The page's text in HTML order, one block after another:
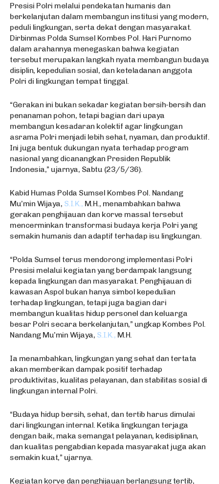
Presisi Polri melalui pendekatan humanis dan
berkelanjutan dalam membangun institusi yang modern,
peduli lingkungan, serta dekat dengan masyarakat.
Dirbinmas Polda Sumsel Kombes Pol. Hari Purnomo
dalam arahannya menegaskan bahwa kegiatan
tersebut merupakan langkah nyata membangun budaya
disiplin, kepedulian sosial, dan keteladanan anggota
Polri di lingkungan tempat tinggal.
“Gerakan ini bukan sekadar kegiatan bersih-bersih dan
penanaman pohon, tetapi bagian dari upaya
membangun kesadaran kolektif agar lingkungan
asrama Polri menjadi lebih sehat, nyaman, dan produktif.
Ini juga bentuk dukungan nyata terhadap program
nasional yang dicanangkan Presiden Republik
Indonesia,” ujarnya, Sabtu (23/5/36).
Kabid Humas Polda Sumsel Kombes Pol. Nandang
Mu’min Wijaya, S.I.K., M.H., menambahkan bahwa
gerakan penghijauan dan korve massal tersebut
mencerminkan transformasi budaya kerja Polri yang
semakin humanis dan adaptif terhadap isu lingkungan.
“Polda Sumsel terus mendorong implementasi Polri
Presisi melalui kegiatan yang berdampak langsung
kepada lingkungan dan masyarakat. Penghijauan di
kawasan Aspol bukan hanya simbol kepedulian
terhadap lingkungan, tetapi juga bagian dari
membangun kualitas hidup personel dan keluarga
besar Polri secara berkelanjutan,” ungkap Kombes Pol.
Nandang Mu’min Wijaya, S.I.K., M.H.
Ia menambahkan, lingkungan yang sehat dan tertata
akan memberikan dampak positif terhadap
produktivitas, kualitas pelayanan, dan stabilitas sosial di
lingkungan internal Polri.
“Budaya hidup bersih, sehat, dan tertib harus dimulai
dari lingkungan internal. Ketika lingkungan terjaga
dengan baik, maka semangat pelayanan, kedisiplinan,
dan kualitas pengabdian kepada masyarakat juga akan
semakin kuat,” ujarnya.
Kegiatan korve dan penghijauan berlangsung tertib,